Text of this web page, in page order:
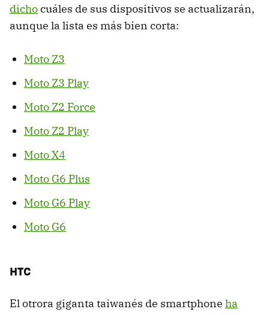
dichocuáles de sus dispositivos se actualizarán,
aunque la lista es más bien corta:
Moto Z3
Moto Z3 Play
Moto Z2 Force
Moto Z2 Play
Moto X4
Moto G6 Plus
Moto G6 Play
Moto G6
HTC
El otrora giganta taiwanés de smartphone ha